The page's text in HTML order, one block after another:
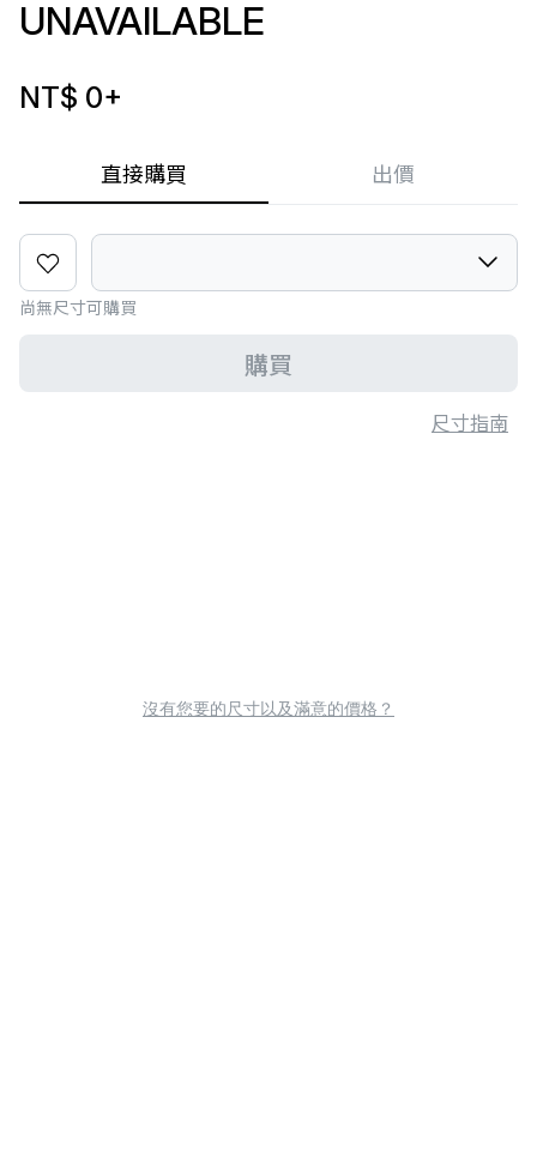
直接購買 出價
UNAVAILABLE
NT$ 0+
尚無尺寸可購買
購買
尺寸指南
沒有您要的尺寸以及滿意的價格？